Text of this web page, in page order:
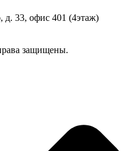
д. 33, офис 401 (4этаж)
защищены.